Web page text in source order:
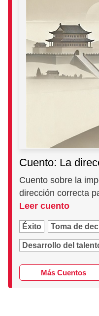
Cuento: La
Cuento sobre la
dirección correcta
Leer cuento
Éxito Toma de
Desarrollo del
Más Cuentos